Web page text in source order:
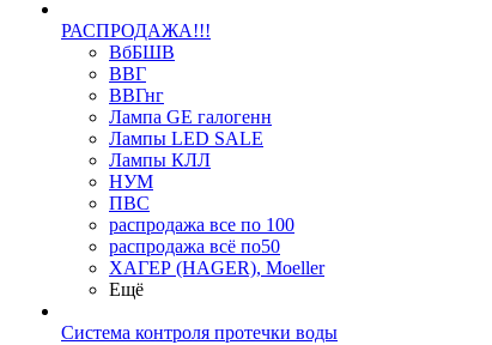
РАСПРОДАЖА!!!
ВбБШВ
ВВГ
ВВГнг
Лампа GE галогенн
Лампы LED SALE
Лампы КЛЛ
НУМ
ПВС
распродажа все по 100
распродажа всё по50
ХАГЕР (HAGER), Moeller
Ещё
Система контроля протечки воды